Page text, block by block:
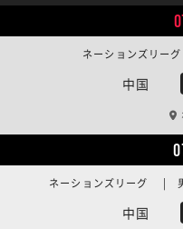
中国
ネーションズリ
中国
ネーションズリーグ | 男